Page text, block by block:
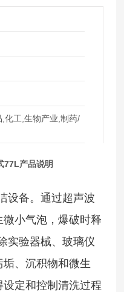
化工,生物产业,制药/
77L产品说明
设备。通过超声波
小气泡，爆破时释
实验器械、玻璃仪
、沉积物和微生
定和控制清洗过程